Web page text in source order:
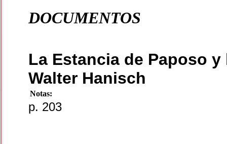
DOCUMENTOS
La Estancia de Paposo
Walter Hanisch
Notas:
p. 203